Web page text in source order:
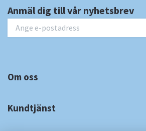
Anmäl dig till vår nyhetsbrev
Om oss
Kundtjänst